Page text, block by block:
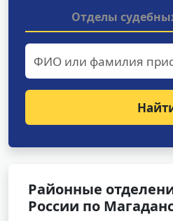
Отделы
Районные
России по